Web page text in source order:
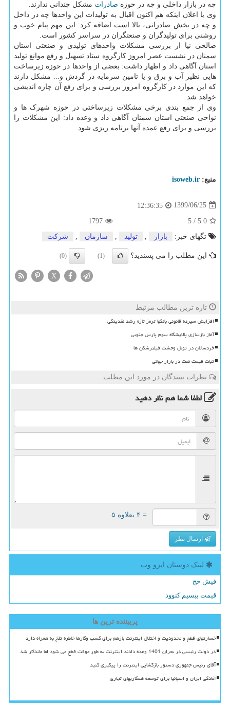
چه در بازار داخلی و چه در حوزه صادرات مشکل چندانی ندارند.
وی با اعلان اینکه هم اکنون اقبال به تولیدات این واحدها چه در داخل
و چه در بخش صادراتی، بالا است اضافه کرد: این مهم پیام خوب و
روشنی برای تولیدگران و صنعتگران در سراسر کشور است.
صالحی نیا از بررسی مشکلات واحدهای تولیدی و صنعتی استان
سمنان در نشست عصر امروز کارگروه ستاد تسهیل و رفع موانع تولید
استان آگاهی داد و اظهار داشت: بعضی از واحدها در حوزه زیرساخت
هایی نظیر آب و برق و یا تامین سرمایه در گردش و... مشکل دارند
که این موارد در کارگروه امروز بررسی و برای رفع آن چاره اندیشی
خواهد شد.
وی از جمع بندی برخی مشکلات زیرساختی در حوزه شهرک ها و
نواحی صنعتی استان سمنان آگاهی داد و وعده داد: این مشکلات را
بررسی و برای رفع عمده آنها برنامه ریزی شود.
منبع: isoweb.ir
1399/06/25
12:36:35
5.0
/
5
1797
تگهای خبر:
بازار , تولید , سازمان , شركت
این مطلب را می پسندید؟ (1)
(0)
X
تازه ترین مطالب مرتبط
افزایش سپرده قانونی بانکها ترمز تازه رشد نقدینگی
آغاز بازسازی پالایشگاه سوم پارس جنوبی
خردسالان در تونل وحشت فیلترشکن ها
ثبات قیمت نفت در بازار جهانی
نظرات بینندگان در مورد این مطلب
لطفا شما همنظر دهید
= ۴ بعلاوه ۵
ارسال نظر
لینک دوستان ایزو وب
فیش حج
قیمت بیسیم کنوود
پربیننده ترین ها
خسارتهای قطع و محدودیت و اختلال اینترنت بازهم برای کسب وکارها خاطره تلخ به همراه دارد
در دولت رئیسی در بحران 1401 وعده دادند اینترنت به طور موقت قطع می شود اما ماندگار شد
آقای رئیس جمهوری دستور بازگشایی اینترنت را پیگیری کنید
آمادگی ایران و اسپانیا برای توسعه همکاریهای تجاری